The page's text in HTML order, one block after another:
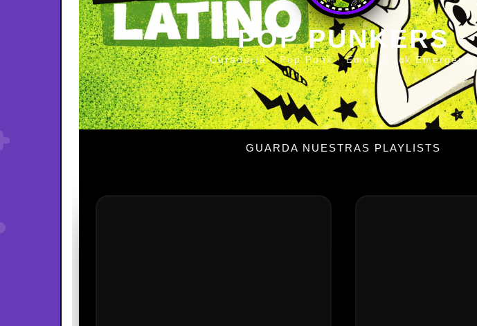
POP PUNKERS
Curaduría · Pop Punk · Emo · Rock Emergente
GUARDA NUESTRAS PLAYLISTS